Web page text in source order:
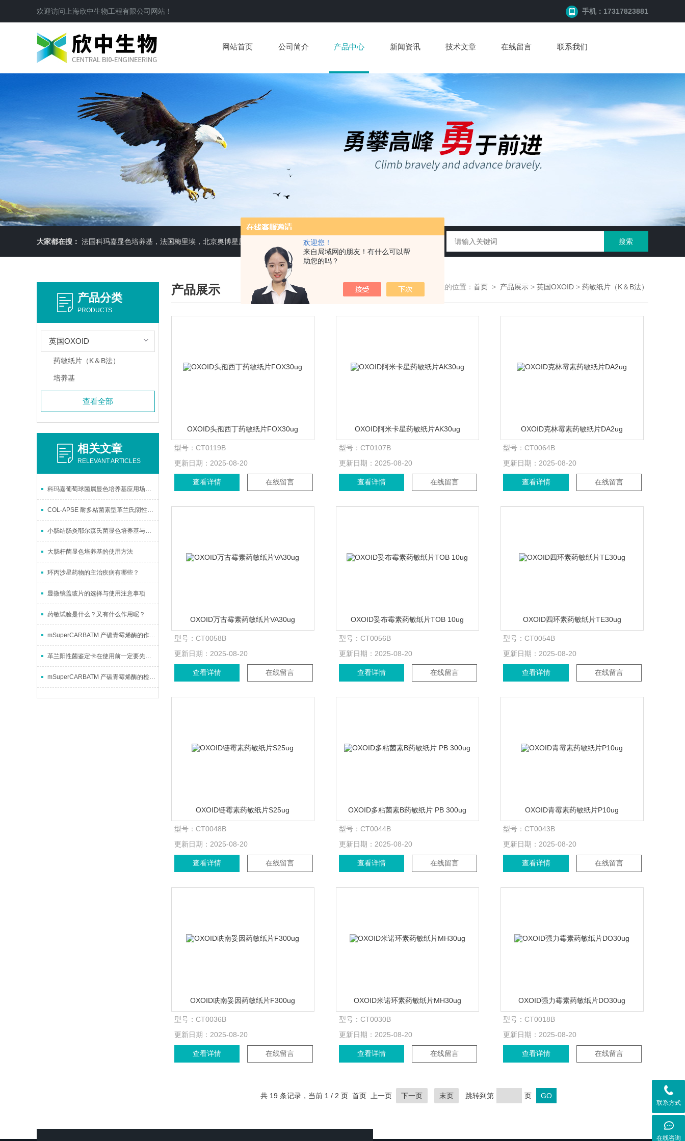
欢迎您！
来自局域网的朋友！有什么可以帮
助您的吗？
欢迎访问 上海欣中生物工程有限公司 网站！ 手机：17317823881
网站首页 公司简介 产品中心 新闻资讯 技术文章 在线留言 联系我们
大家都在搜： 法国科玛嘉显色培养基，法国梅里埃，北京奥博星原料培养基，英国OXOID，意大利利飞驰E-TEXT药敏纸条，COPAN运送培养基，即用性平板（血琼脂平板,Baird-Parker琼脂平板等），药典平板（TSA，SDA等）
产品分类
PRODUCTS
英国OXOID
药敏纸片（K＆B法）
培养基
查看全部
相关文章
RELEVANT ARTICLES
科玛嘉葡萄球菌属显色培养基应用场景与优势
COL-APSE 耐多粘菌素型革兰氏阴性菌的临床应用
小肠结肠炎耶尔森氏菌显色培养基与样品前处理的兼容性解析
大肠杆菌显色培养基的使用方法
环丙沙星药物的主治疾病有哪些？
显微镜盖玻片的选择与使用注意事项
药敏试验是什么？又有什么作用呢？
mSuperCARBATM 产碳青霉烯酶的作用与意义
革兰阳性菌鉴定卡在使用前一定要先来了解下这些
mSuperCARBATM 产碳青霉烯酶的检测方法
产品展示 您现在的位置： 首页 > 产品展示 > 英国OXOID > 药敏纸片（K＆B法）
OXOID头孢西丁药敏纸片FOX30ug
型号： CT0119B
更新日期： 2025-08-20
查看详情 在线留言
OXOID阿米卡星药敏纸片AK30ug
型号： CT0107B
更新日期： 2025-08-20
查看详情 在线留言
OXOID克林霉素药敏纸片DA2ug
型号：CT0064B
更新日期： 2025-08-20
查看详情 在线留言
OXOID万古霉素药敏纸片VA30ug
型号： CT0058B
更新日期： 2025-08-20
查看详情 在线留言
OXOID妥布霉素药敏纸片TOB 10ug
型号： CT0056B
更新日期： 2025-08-20
查看详情 在线留言
OXOID四环素药敏纸片TE30ug
型号：CT0054B
更新日期： 2025-08-20
查看详情 在线留言
OXOID链霉素药敏纸片S25ug
型号： CT0048B
更新日期： 2025-08-20
查看详情 在线留言
OXOID多粘菌素B药敏纸片 PB 300ug
型号： CT0044B
更新日期： 2025-08-20
查看详情 在线留言
OXOID青霉素药敏纸片P10ug
型号：CT0043B
更新日期： 2025-08-20
查看详情 在线留言
OXOID呋南妥因药敏纸片F300ug
型号： CT0036B
更新日期： 2025-08-20
查看详情 在线留言
OXOID米诺环素药敏纸片MH30ug
型号： CT0030B
更新日期： 2025-08-20
查看详情 在线留言
OXOID强力霉素药敏纸片DO30ug
型号：CT0018B
更新日期： 2025-08-20
查看详情 在线留言
共 19 条记录，当前 1 / 2 页 首页 上一页 下一页 末页 跳转到第 页
联系方式
在线咨询